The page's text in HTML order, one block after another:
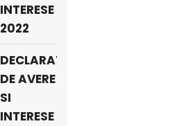
INTERESE
2022
DECLARATII
DE AVERE
SI
INTERESE